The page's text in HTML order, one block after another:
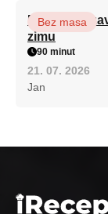
Babiččino
zimu
Bez masa
90 minut
21. 07. 2026
Jan